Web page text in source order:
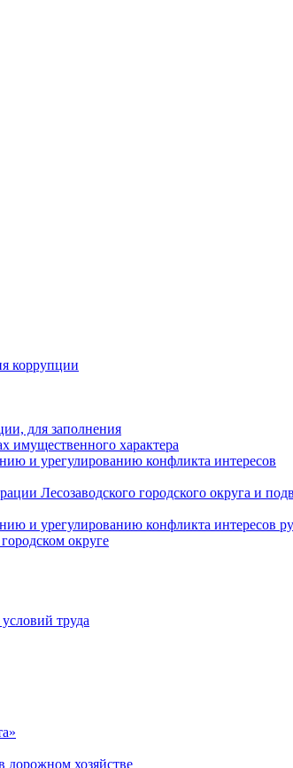
коррупции
для заполнения
имущественного характера
и урегулированию конфликта интересов
Лесозаводского городского округа и
и урегулированию конфликта интересов
округе
труда
дорожном хозяйстве